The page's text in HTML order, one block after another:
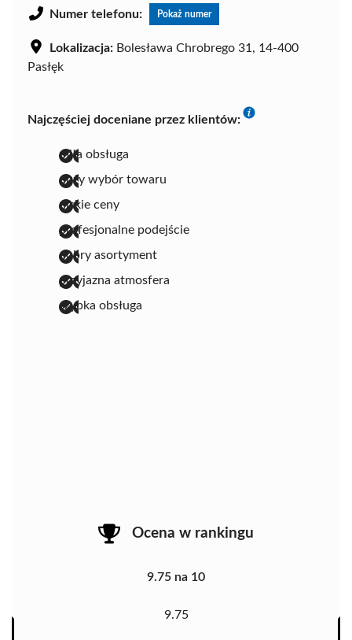
Numer telefonu: Pokaż numer
Lokalizacja: Bolesława Chrobrego 31, 14-400
Pasłęk
Najczęściej doceniane przez klientów:
miła obsługa
duży wybór towaru
niskie ceny
profesjonalne podejście
dobry asortyment
przyjazna atmosfera
szybka obsługa
Ocena w rankingu
9.75 na 10
9.75